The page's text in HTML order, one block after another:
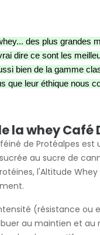
des plus grandes
dire ce sont les
bien de la gamme
que leur éthique nous
la whey Café
de Protéalpes
au sucre de
l'Altitude
(résistance ou
au maintien et